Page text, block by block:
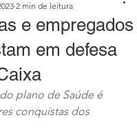
e empregados
em defesa
2 min de leitura
plano de Saúde é
conquistas dos